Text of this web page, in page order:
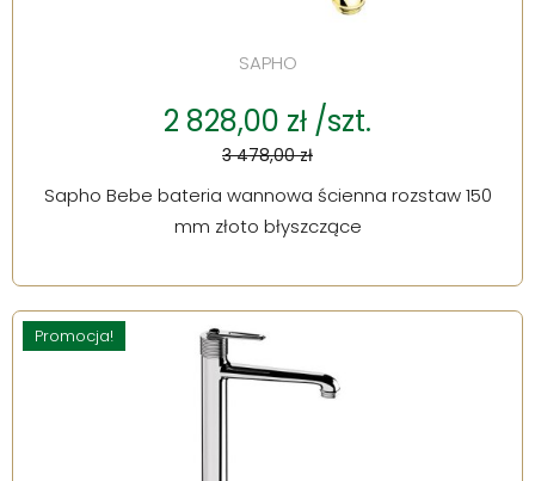
SAPHO
2 828,00 zł /szt.
3 478,00 zł
Sapho Bebe bateria wannowa ścienna rozstaw 150
mm złoto błyszczące
Promocja!